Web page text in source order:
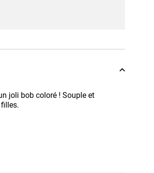
joli bob coloré ! Souple et